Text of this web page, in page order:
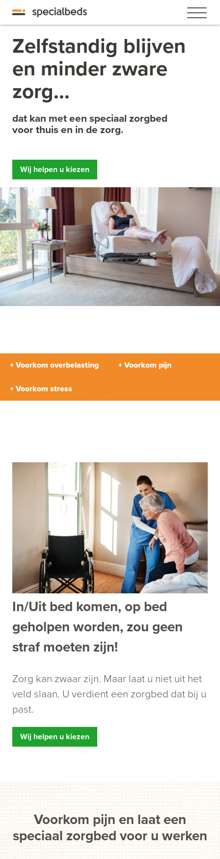
Zelfstandig blijven
en minder zware
zorg...
dat kan met een speciaal zorgbed
voor thuis en in de zorg.
Wij helpen u kiezen
+ Voorkom overbelasting + Voorkom pijn
+ Voorkom stress
In/Uit bed komen, op bed
geholpen worden, zou geen
straf moeten zijn!
Zorg kan zwaar zijn. Maar laat u niet uit het
veld slaan. U verdient een zorgbed dat bij u
past.
Wij helpen u kiezen
Voorkom pijn en laat een
speciaal zorgbed voor u werken